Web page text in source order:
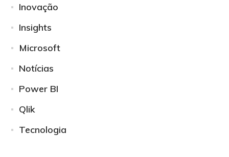
Inovação
Insights
Microsoft
Notícias
Power BI
Qlik
Tecnologia